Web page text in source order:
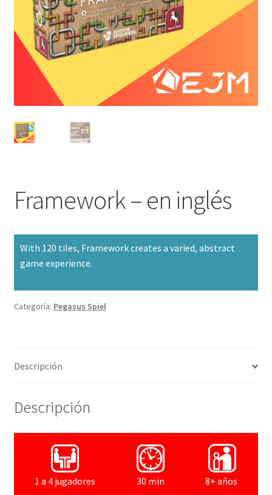
Framework – en inglés
With 120 tiles, Framework creates a varied, abstract
game experience.
Categoría: Pegasus Spiel
Descripción
Descripción
1 a 4 jugadores 30 min 8+ años